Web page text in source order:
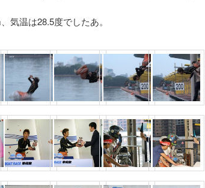
気温は28.5度でしたあ。